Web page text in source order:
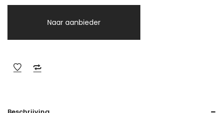
Naar aanbieder